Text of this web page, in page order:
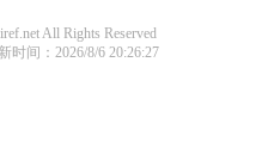
All Rights Reserved
时间：2026/8/6 20:26:27